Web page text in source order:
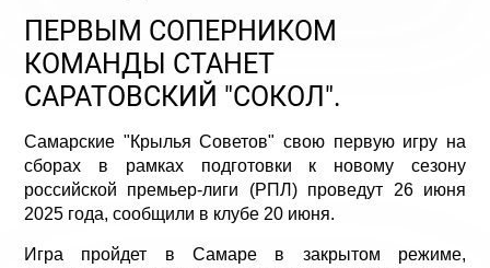
ПЕРВЫМ СОПЕРНИКОМ
КОМАНДЫ СТАНЕТ
САРАТОВСКИЙ "СОКОЛ".
Самарские "Крылья Советов" свою первую игру на
сборах в рамках подготовки к новому сезону
российской премьер-лиги (РПЛ) проведут 26 июня
2025 года, сообщили в клубе 20 июня.
Игра пройдет в Самаре в закрытом режиме,